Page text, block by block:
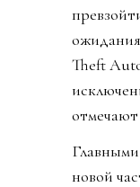
Theft
новой